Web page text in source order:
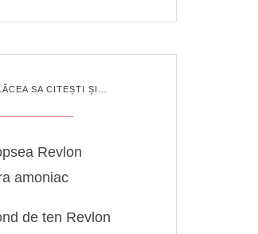
SA CITEȘTI ȘI…
Revlon
amoniac
de ten Revlon